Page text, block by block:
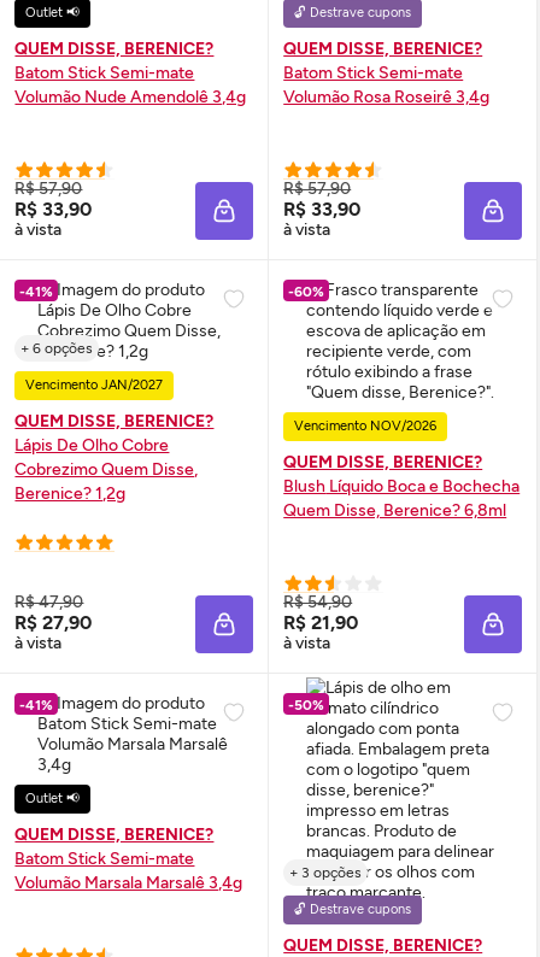
Outlet 📢
QUEM DISSE, BERENICE?
Batom Stick Semi-mate
Volumão Nude Amendolê 3,4g
R$ 57,90
R$ 33,90
à vista ADICIONAR À SACOLA
🔓 Destrave cupons
QUEM DISSE, BERENICE?
Batom Stick Semi-mate
Volumão Rosa Roseirê 3,4g
R$ 57,90
R$ 33,90
à vista
-41%
+ 6 opções
Vencimento JAN/2027
QUEM DISSE, BERENICE?
Lápis De Olho Cobre
Cobrezimo Quem Disse,
Berenice? 1,2g
R$ 47,90
R$ 27,90
à vista ADICIONAR À SACOLA
-60%
Vencimento NOV/2026
QUEM DISSE, BERENICE?
Blush Líquido Boca e Bochecha
Quem Disse, Berenice? 6,8ml
R$ 54,90
R$ 21,90
à vista
-41%
Outlet 📢
QUEM DISSE, BERENICE?
Batom Stick Semi-mate
Volumão Marsala Marsalê 3,4g
-50%
+ 3 opções
🔓 Destrave cupons
QUEM DISSE, BERENICE?